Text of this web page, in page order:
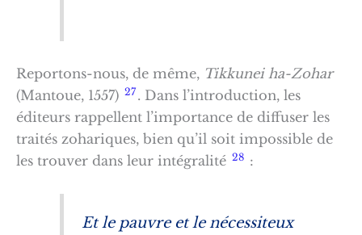
Reportons-nous, de même, Tikkunei ha-Zohar
(Mantoue, 1557) 27 . Dans l’introduction, les
éditeurs rappellent l’importance de diffuser les
traités zohariques, bien qu’il soit impossible de
les trouver dans leur intégralité 28 :
Et le pauvre et le nécessiteux